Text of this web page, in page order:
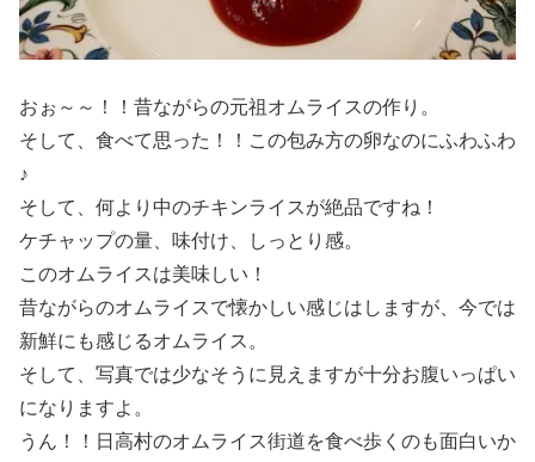
おぉ～～！！昔ながらの元祖オムライスの作り。
そして、食べて思った！！この包み方の卵なのにふわふわ
♪
そして、何より中のチキンライスが絶品ですね！
ケチャップの量、味付け、しっとり感。
このオムライスは美味しい！
昔ながらのオムライスで懐かしい感じはしますが、今では
新鮮にも感じるオムライス。
そして、写真では少なそうに見えますが十分お腹いっぱい
になりますよ。
うん！！日高村のオムライス街道を食べ歩くのも面白いか